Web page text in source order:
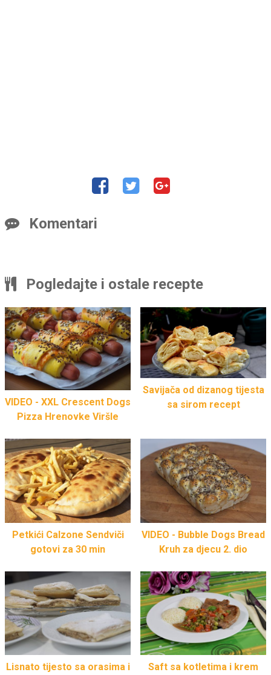
Komentari
Pogledajte i ostale recepte
VIDEO - XXL Crescent Dogs
Pizza Hrenovke Viršle
Savijača od dizanog tijesta
sa sirom recept
Petkići Calzone Sendviči
gotovi za 30 min
VIDEO - Bubble Dogs Bread
Kruh za djecu 2. dio
Lisnato tijesto sa orasima i
Saft sa kotletima i krem